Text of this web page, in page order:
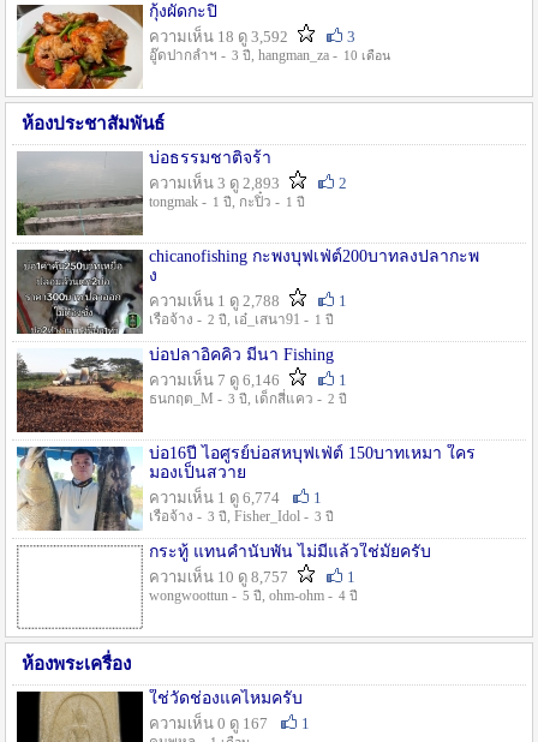
กุ้งผัดกะปิ
ความเห็น 18 ดู 3,592
3
อู๊ดปากลำฯ - 3 ปี , hangman_za - 10 เดือน
ห้องประชาสัมพันธ์
บ่อธรรมชาติจร้า
ความเห็น 3 ดู 2,893
2
tongmak - 1 ปี , กะปิ๋ว - 1 ปี
chicanofishing กะพงบุฟเฟ่ต์200บาทลงปลากะพ
ง
ความเห็น 1 ดู 2,788
1
เรือจ้าง - 2 ปี , เอ๋_เสนา91 - 1 ปี
บ่อปลาอิคคิว มีนา Fishing
ความเห็น 7 ดู 6,146
1
ธนกฤต_M - 3 ปี , เด็กสี่แคว - 2 ปี
บ่อ16ปี ไอศูรย์บ่อสหบุฟเฟ่ต์ 150บาทเหมา ใคร
มองเป็นสวาย
ความเห็น 1 ดู 6,774
1
เรือจ้าง - 3 ปี , Fisher_Idol - 3 ปี
กระทู้ แทนคำนับพัน ไม่มีแล้วใช่มั๊ยครับ
ความเห็น 10 ดู 8,757
1
wongwoottun - 5 ปี , ohm-ohm - 4 ปี
ห้องพระเครื่อง
ใช่วัดช่องแคไหมครับ
ความเห็น 0 ดู 167
1